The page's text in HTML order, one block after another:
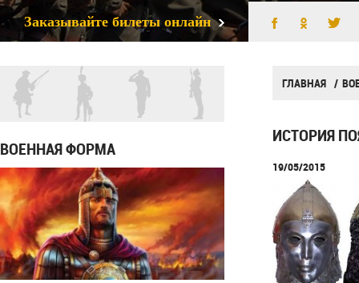
Заказывайте билеты онлайн
ВОЕННАЯ ФОРМА
ГЛАВНАЯ
ИСТОРИЯ
19/05/2015